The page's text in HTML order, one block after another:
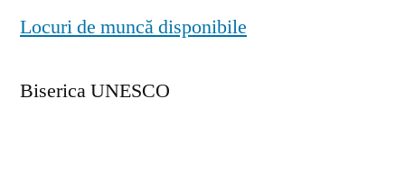
Locuri de muncă disponibile
Biserica UNESCO